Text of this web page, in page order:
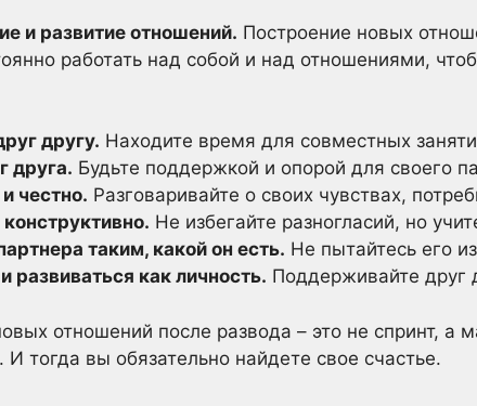
и развитие отношений. Построение новых
работать над собой и над отношениями,
другу. Находите время для совместных
друга. Будьте поддержкой и опорой для своего
честно. Разговаривайте о своих чувствах,
Не избегайте разногласий, но
таким, какой он есть. Не пытайтесь его
развиваться как личность. Поддерживайте друг
отношений после развода – это не спринт, а
И тогда вы обязательно найдете свое счастье.